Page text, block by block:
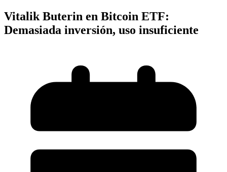
Vitalik Buterin en Bitcoin ETF:
Demasiada inversión, uso insuficiente